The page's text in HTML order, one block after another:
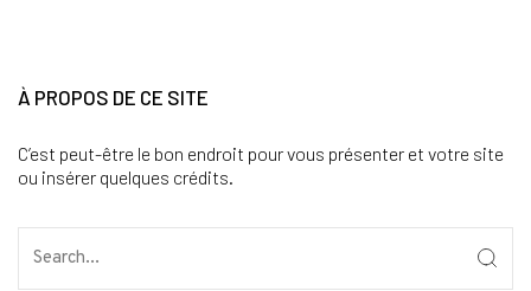
À PROPOS DE CE SITE
C’est peut-être le bon endroit pour vous présenter et votre site
ou insérer quelques crédits.